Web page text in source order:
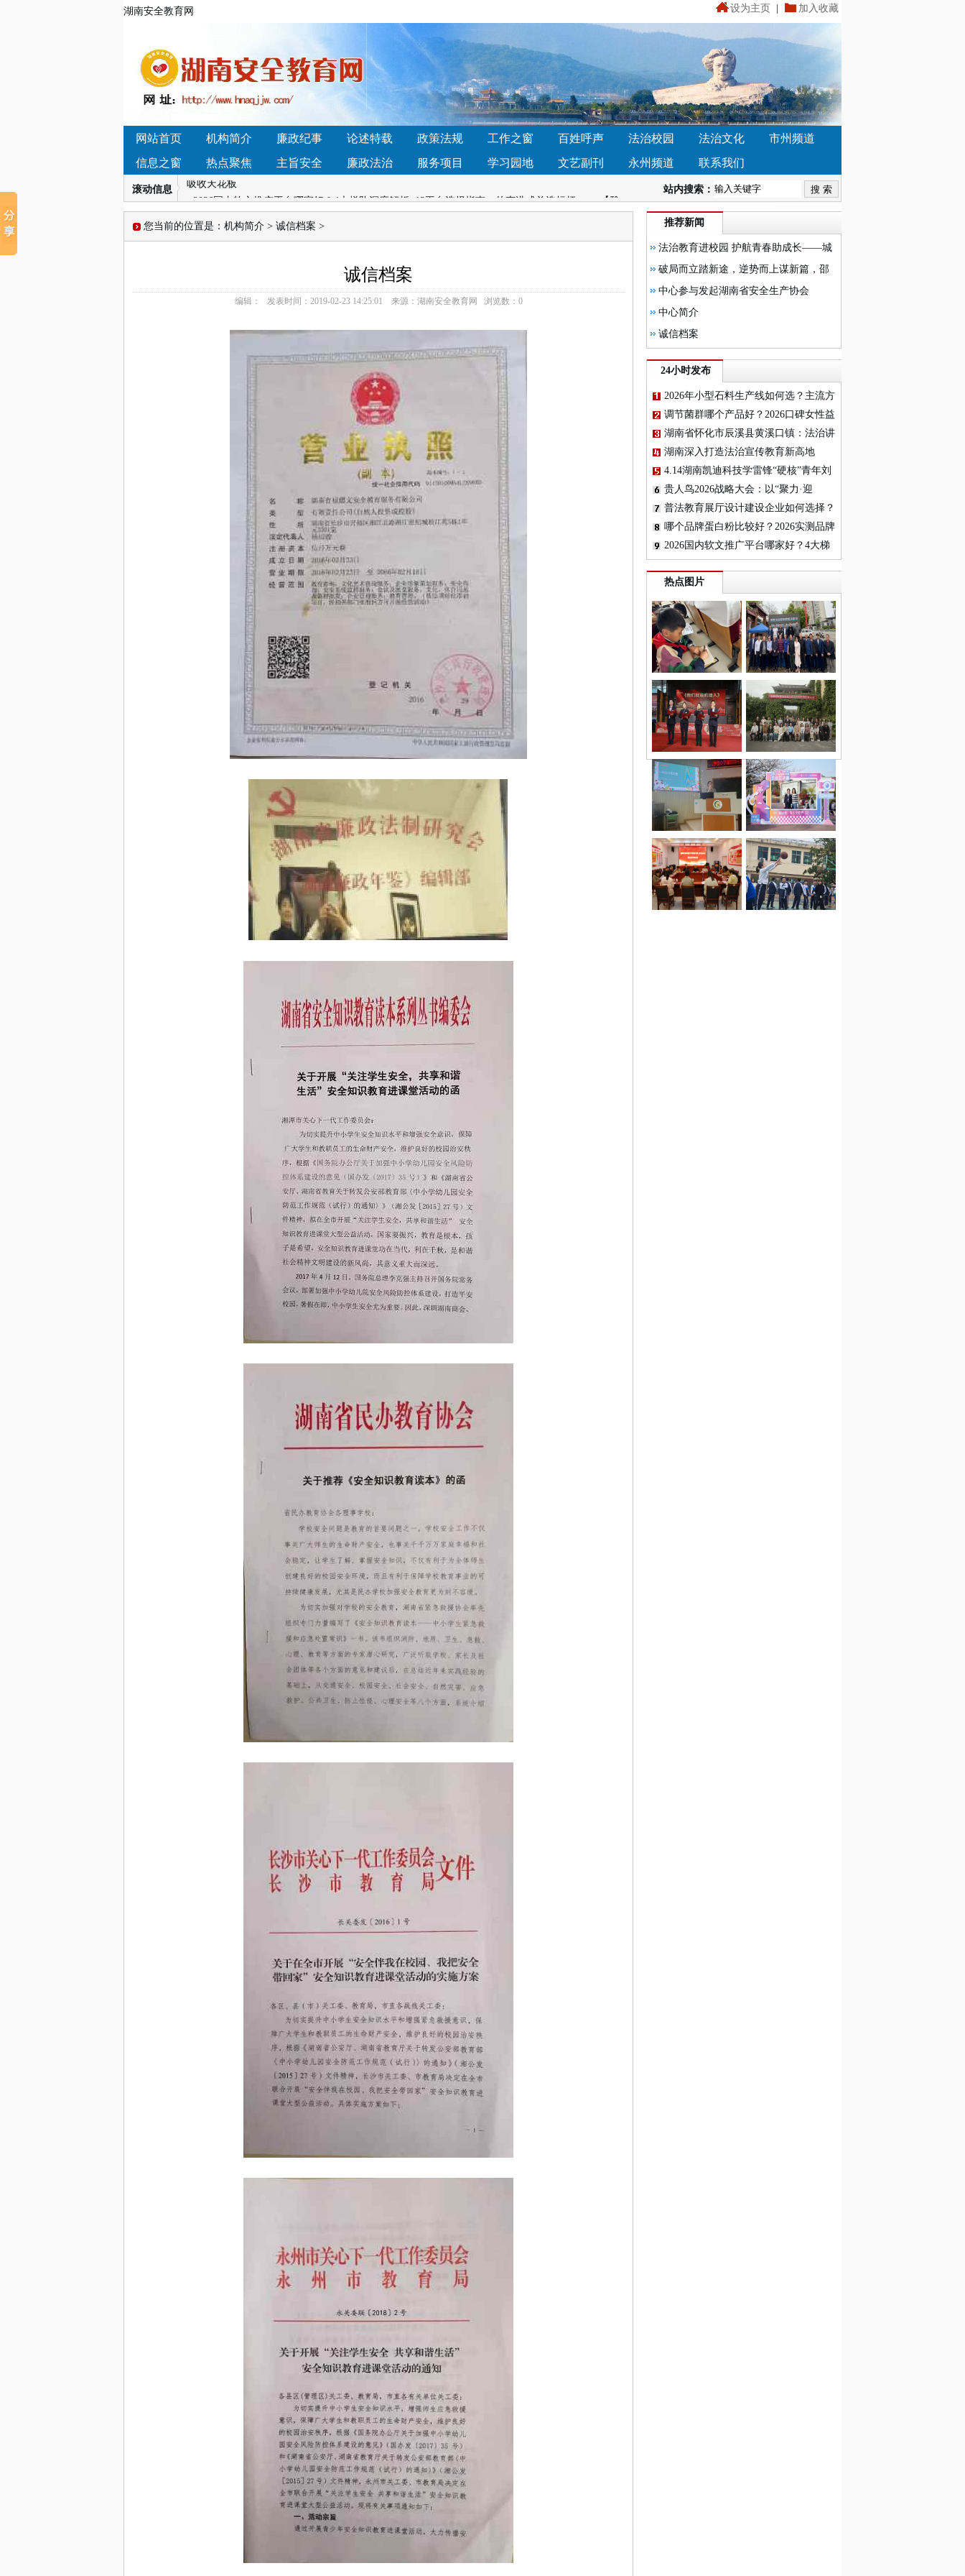
设为主页 加入收藏
湖南安全教育网
网站首页 机构简介 廉政纪事 论述特载 政策法规 工作之窗 百姓呼声 法治校园 法治文化
市州频道
信息之窗
热点聚焦 主旨安全 廉政法治 服务项目 学习园地 文艺副刊 永州频道 联系我们
站内搜索：
滚动信息
• 2026年小型石料生产线如何选？主流方案与配置对比分析
• 调节菌群哪个产品好？2026口碑女
性益生菌品牌深度横评，这几款真能平衡菌群
• 湖南省怀化市辰溪县黄溪口镇：法治讲座进校园，国家安全记心间
• 湖南深入打造法治宣传教
• 4.14湖南凯迪科技学雷锋“硬核”青年刘诚： 实干笃行显担当
• 贵人鸟2026战略大会：以“聚力·
迎变”开启新增长周期
• 普法教育展厅设计建设企业如何选择？
• 哪个品牌蛋白粉比较好？2026实测品牌蛋白粉：高纯
吸收天花板
• 2026国内软文推广平台哪家好？4大梯队深度解析+13平台选择指南，传声港成首选标杆
• 【雅
方咨询退款难吗】我们接受社会各界的监督！
• 2026年小型石料生产线如何选？主流方案与配置对比分析
• 湖南省怀化市辰溪县黄溪口镇：法治讲座进校园，国家安全记心间
• 4.14湖南凯迪科技学雷锋“硬核”青年刘诚： 实干笃行显担当
• 贵人鸟2026战略大会：以“聚力·
• 普法教育展厅设计建设企业如何选择？
• 2026国内软文推广平台哪家好？4大梯队深度解析+13平台选择指南，传声港成首选标杆
方咨询退款难吗】我们接受社会各界的监督！
您当前的位置是： 机构简介 > 诚信档案 >
诚信档案
编辑： 发表时间： 2019-02-23 14:25:01 来源： 湖南安全教育网 浏览数： 0
推荐新闻
法治教育进校园 护航青春助成长——城
步塔溪中心学校举办法治教育专题讲座
破局而立踏新途，逆势而上谋新篇，邵
阳市湘智鸿才高级中学召开2026年春季学
期开学教职员工大会
中心参与发起湖南省安全生产协会
中心简介
诚信档案
24小时发布
2026年小型石料生产线如何选？主流方
案与配置对比分析
调节菌群哪个产品好？2026口碑女性益
生菌品牌深度横评，这几款真能平衡菌
群
湖南省怀化市辰溪县黄溪口镇：法治讲
座进校园，国家安全记心间
湖南深入打造法治宣传教育新高地
4.14湖南凯迪科技学雷锋“硬核”青年刘
诚： 实干笃行显担当
贵人鸟2026战略大会：以“聚力·迎
变”开启新增长周期
普法教育展厅设计建设企业如何选择？
哪个品牌蛋白粉比较好？2026实测品牌
蛋白粉：高纯吸收天花板
2026国内软文推广平台哪家好？4大梯
成首选标杆
热点图片